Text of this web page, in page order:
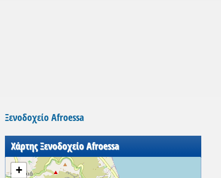
Ξενοδοχείο Afroessa
Χάρτης Ξενοδοχείο Afroessa
+